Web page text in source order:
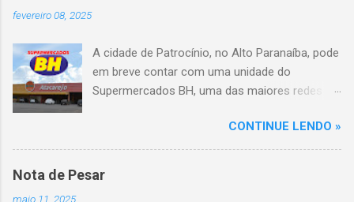
fevereiro 08, 2025
A cidade de Patrocínio, no Alto Paranaíba, pode
em breve contar com uma unidade do
Supermercados BH, uma das maiores redes do
o braço mineiro da rede Bretas por R$ 716
milhões, conforme anunciado na última sexta-
CONTINUE LENDO »
Nota de Pesar
maio 11, 2025